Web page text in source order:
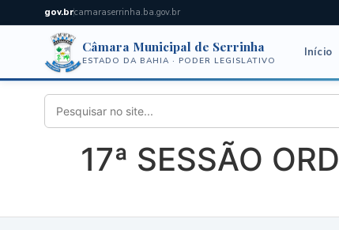
gov.brcamaraserrinha.ba.gov.br
Câmara Municipal de Serrinha
ESTADO DA BAHIA · PODER LEGISLATIVO
Início
17ª SESSÃO